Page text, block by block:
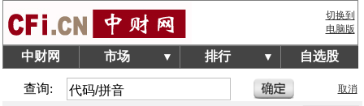
切换到
电脑版
中财网 市场 ▼ 排行 ▼ 自选股
查询: 取消